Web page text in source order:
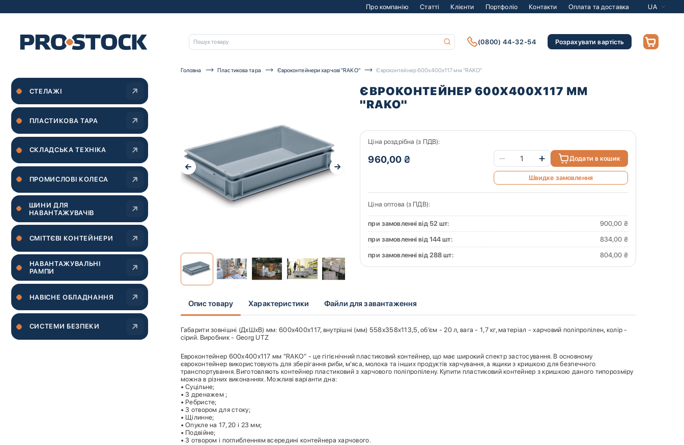
Про компанію Статті Клієнти Портфоліо Контакти Оплата та доставка UA
(0800) 44-32-54 Розрахувати вартість
Головна Пластикова тара Євроконтейнери харчові "RAKO" Євроконтейнер 600х400х117 мм "RAKO"
початку
ЄВРОКОНТЕЙНЕР 600Х400Х117 ММ
"RAKO"
Ціна роздрібна (з ПДВ):
960,00 ₴ Додати в кошик
Швидке замовлення
Ціна оптова (з ПДВ):
при замовленні від 52 шт: 900,00 ₴
при замовленні від 144 шт: 834,00 ₴
при замовленні від 288 шт: 804,00 ₴
Опис товару
Габарити зовнішні (ДхШхВ) мм: 600х400х117, внутрішні (мм) 558х358х113,5, об’єм - 20 л, вага - 1,7 кг, матеріал - харчовий поліпропілен, колір -
сірий. Виробник - Georg UTZ
Евроконтейнер 600х400х117 мм "RAKO" - це гігієнічний пластиковий контейнер, що має широкий спектр застосування. В основному
євроконтейнер використовують для зберігання риби, м'яса, молока та інших продуктів харчування, а ящики з кришкою для безпечного
транспортування. Виготовляють контейнер пластиковий з харчового поліпропілену. Купити пластиковий контейнер з кришкою даного типорозміру
можна в різних виконаннях. Можливі варіанти дна:
• Суцільне;
• З дренажем ;
• Ребристе;
• З отвором для стоку;
• Щілинне;
• Опукле на 17, 20 і 23 мм;
• Подвійне;
• З отвором і поглибленням всередині контейнера харчового.
Характеристики Файли для завантаження
СТЕЛАЖІ
ПЛАСТИКОВА ТАРА
СКЛАДСЬКА ТЕХНІКА
ПРОМИСЛОВІ КОЛЕСА
ШИНИ ДЛЯ
НАВАНТАЖУВАЧІВ
CМІТТЄВІ КОНТЕЙНЕРИ
НАВАНТАЖУВАЛЬНІ
РАМПИ
НАВІСНЕ ОБЛАДНАННЯ
СИСТЕМИ БЕЗПЕКИ